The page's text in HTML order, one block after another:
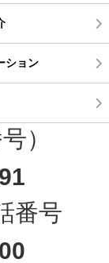
ション
）
番号